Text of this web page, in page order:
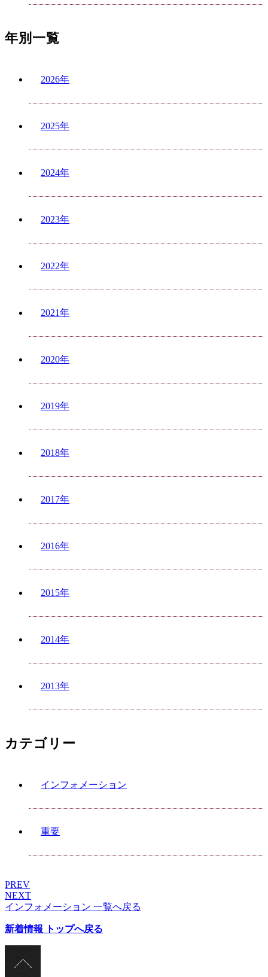
年別一覧
2026年
2025年
2024年
2023年
2022年
2021年
2020年
2019年
2018年
2017年
2016年
2015年
2014年
2013年
カテゴリー
インフォメーション
重要
PREV
NEXT
インフォメーション 一覧へ戻る
新着情報 トップへ戻る